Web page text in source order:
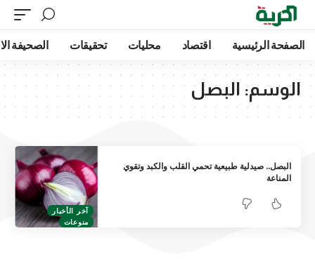
الصفحة الرئيسية اقتصاد محليات تحقيقات الصحيفة
الوسم: البصل
آخر الأخبار
منوعات
البصل.. صيدلية طبيعية تحمي القلب والكبد وتقوي
المناعة